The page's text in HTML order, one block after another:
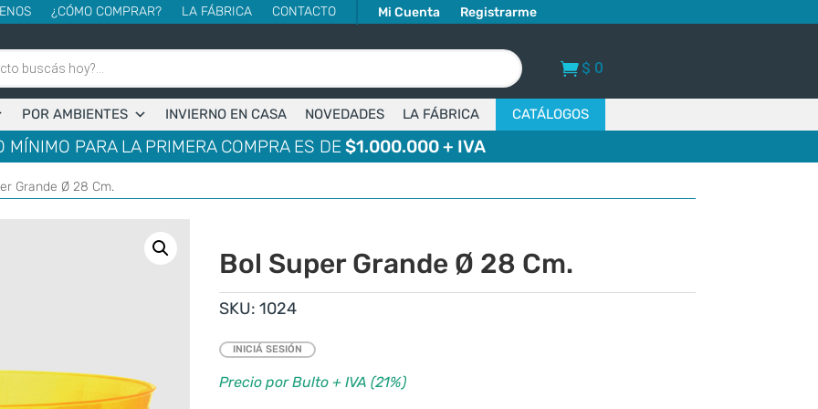
¿CÓMO COMPRAR? LA FÁBRICA CONTACTO Mi Cuenta Registrarme
$ 0
POR AMBIENTES INVIERNO EN CASA NOVEDADES LA FÁBRICA CATÁLOGOS
MÍNIMO PARA LA PRIMERA COMPRA ES DE$1.000.000 + IVA
Grande Ø 28 Cm.
Bol Super Grande Ø 28 Cm.
SKU:1024
INICIÁ SESIÓN
Precio por Bulto + IVA (21%)